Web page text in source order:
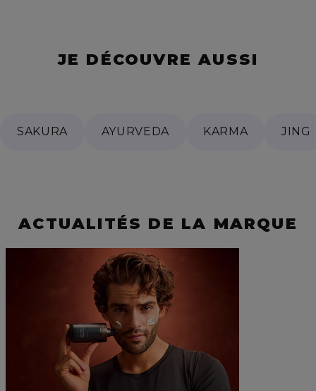
JE DÉCOUVRE AUSSI
SAKURA AYURVEDA KARMA JING
ACTUALITÉS DE LA MARQUE